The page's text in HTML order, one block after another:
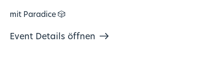
mit Paradice 🎲
Event Details öffnen